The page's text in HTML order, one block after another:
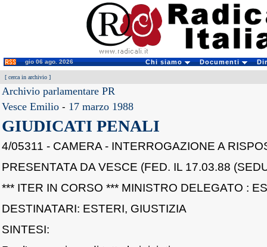
gio 06 ago. 2026 Chi siamo Documenti
[ cerca in archivio ]
Archivio parlamentare PR
Vesce Emilio - 17 marzo 1988
GIUDICATI PENALI
4/05311 - CAMERA - INTERROGAZIONE A
PRESENTATA DA VESCE (FED. IL 17.03.88
*** ITER IN CORSO *** MINISTRO DELEGATO :
DESTINATARI: ESTERI, GIUSTIZIA
SINTESI: